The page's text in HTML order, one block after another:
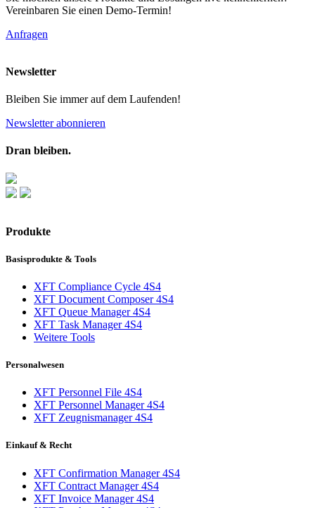
Vereinbaren Sie einen Demo-Termin!
Anfragen
Newsletter
Bleiben Sie immer auf dem Laufenden!
Newsletter abonnieren
Dran bleiben.
Produkte
Basisprodukte & Tools
XFT Compliance Cycle 4S4
XFT Document Composer 4S4
XFT Queue Manager 4S4
XFT Task Manager 4S4
Weitere Tools
Personalwesen
XFT Personnel File 4S4
XFT Personnel Manager 4S4
XFT Zeugnismanager 4S4
Einkauf & Recht
XFT Confirmation Manager 4S4
XFT Contract Manager 4S4
XFT Invoice Manager 4S4